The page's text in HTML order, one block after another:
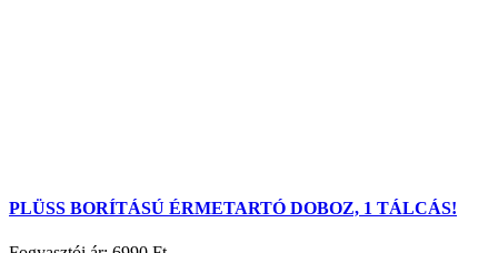
PLÜSS BORÍTÁSÚ ÉRMETARTÓ DOBOZ, 1 TÁLCÁS!